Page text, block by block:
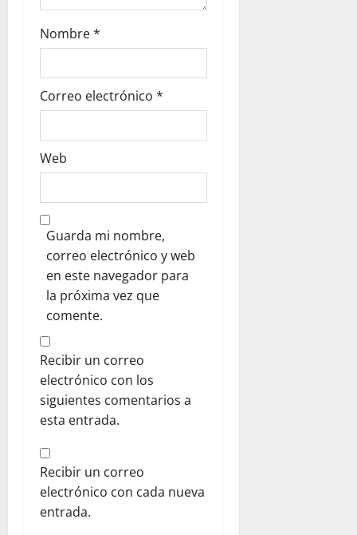
Nombre*
Correo electrónico *
Web
Guarda mi nombre,
correo electrónico y web
en este navegador para
la próxima vez que
comente.
Recibir un correo
electrónico con los
siguientes comentarios a
esta entrada.
Recibir un correo
electrónico con cada nueva
entrada.